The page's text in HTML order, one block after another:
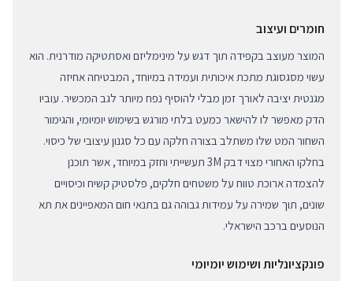
חומרים ועיצוב
המוצר מעוצב בקפידה תוך דגש על מינימליזם ואסתטיקה מודרנית. הוא
עשוי מסגסוגת מתכת איכותית ועמידה במיוחד, המבטיחה אחיזה
מגנטית יציבה לאורך זמן מבלי להוסיף נפח מיותר לגב המכשיר. עוביו
הדק מאפשר לו להישאר כמעט בלתי מורגש בשימוש יומיומי, והגימור
השחור המט שלו משתלב בצורה חלקה עם כל סגנון עיצובי של כיסוי.
בחלקו האחורי מצוי דבק 3M תעשייתי וחזק במיוחד, אשר תוכנן
להצמדה ארוכת טווח על משטחים חלקים, פלסטיק קשיח וכיסויים
שונים, תוך שמירה על עמידות גבוהה גם בתנאי חום המאפיינים את תא
הנוסעים ברכב הישראלי.
פונקציונליות ושימוש יומיומי